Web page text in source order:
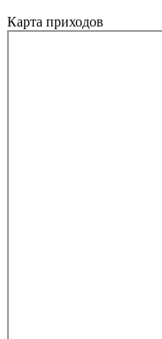
Карта приходов